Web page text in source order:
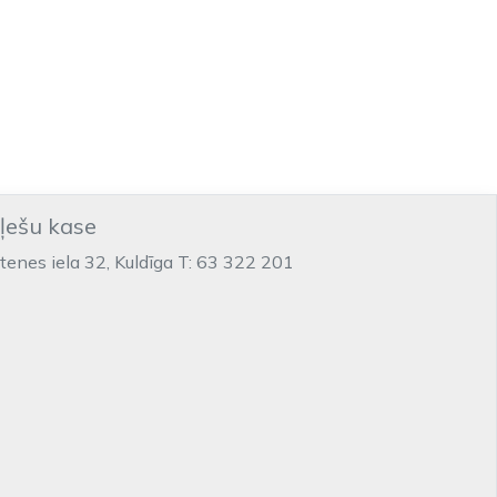
kase
iela 32, Kuldīga T: 63 322 201